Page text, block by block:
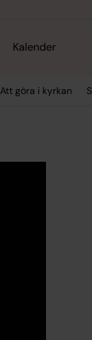
Kalender
Att göra i kyrkan